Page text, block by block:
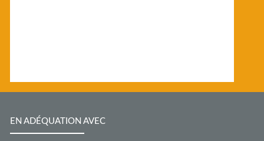
EN ADÉQUATION AVEC